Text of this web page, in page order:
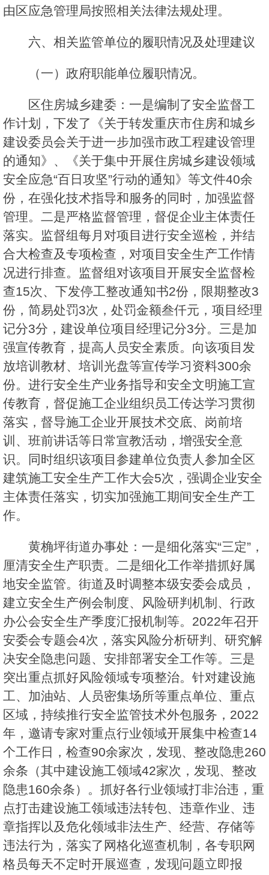
由区应急管理局按照相关法律法规处理。
六、相关监管单位的履职情况及处理建议
（一）政府职能单位履职情况。
区住房城乡建委：一是编制了安全监督工
作计划，下发了《关于转发重庆市住房和城乡
建设委员会关于进一步加强市政工程建设管理
的通知》、《关于集中开展住房城乡建设领域
安全应急“百日攻坚”行动的通知》等文件40余
份，在强化技术指导和服务的同时，加强监督
管理。二是严格监督管理，督促企业主体责任
落实。监督组每月对项目进行安全巡检，并结
合大检查及专项检查，对项目安全生产工作情
况进行排查。监督组对该项目开展安全监督检
查15次、下发停工整改通知书2份，限期整改3
份，简易处罚3次，处罚金额叁仟元，项目经理
记分3分，建设单位项目经理记分3分。三是加
强宣传教育，提高人员安全素质。向该项目发
放培训教材、培训光盘等宣传学习资料300余
份。进行安全生产业务指导和安全文明施工宣
传教育，督促施工企业组织员工传达学习贯彻
落实，督导施工企业开展技术交底、岗前培
训、班前讲话等日常宣教活动，增强安全意
识。同时组织该项目参建单位负责人参加全区
建筑施工安全生产工作大会5次，强调企业安全
主体责任落实，切实加强施工期间安全生产工
作。
黄桷坪街道办事处：一是细化落实“三定”，
厘清安全生产职责。二是细化工作举措抓好属
地安全监管。街道及时调整本级安委会成员，
建立安全生产例会制度、风险研判机制、行政
办公会安全生产季度汇报机制等。2022年召开
安委会专题会4次，落实风险分析研判、研究解
决安全隐患问题、安排部署安全工作等。三是
突出重点抓好风险领域专项整治。针对建设施
工、加油站、人员密集场所等重点单位、重点
区域，持续推行安全监管技术外包服务，2022
年，邀请专家对重点行业领域开展集中检查14
个工作日，检查90余家次，发现、整改隐患260
余条（其中建设施工领域42家次，发现、整改
隐患160余条）。抓好各行业领域打非治违，重
点打击建设施工领域违法转包、违章作业、违
章指挥以及危化领域非法生产、经营、存储等
违法行为，落实了网格化巡查机制，各专职网
格员每天不定时开展巡查，发现问题立即报